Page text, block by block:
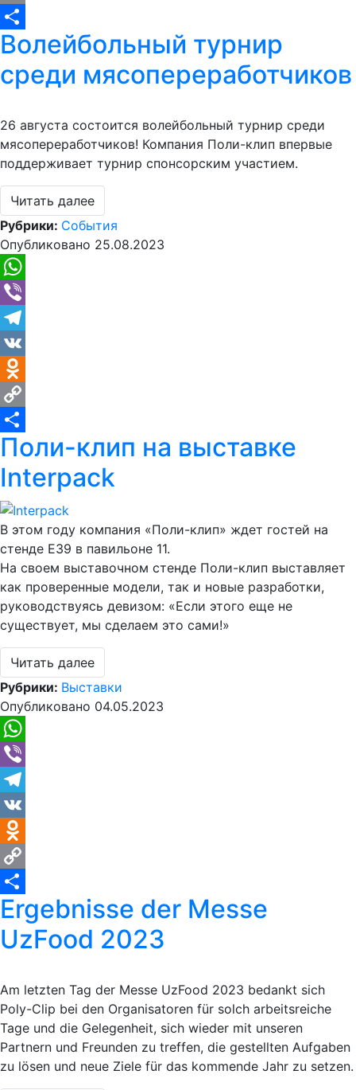
Copy
Link
Отправить
Волейбольный турнир
среди мясопереработчиков
26 августа состоится волейбольный турнир среди
мясопереработчиков! Компания Поли-клип впервые
поддерживает турнир спонсорским участием.
Читать далее
Рубрики: События
Опубликовано 25.08.2023
WhatsApp
Viber
Telegram
VK
Odnoklassniki
Copy
Link
Отправить
Поли-клип на выставке
Interpack
В этом году компания «Поли-клип» ждет гостей на
стенде Е39 в павильоне 11.
На своем выставочном стенде Поли-клип выставляет
как проверенные модели, так и новые разработки,
руководствуясь девизом: «Если этого еще не
существует, мы сделаем это сами!»
Читать далее
Рубрики: Выставки
Опубликовано 04.05.2023
WhatsApp
Viber
Telegram
VK
Odnoklassniki
Copy
Link
Отправить
Ergebnisse der Messe
UzFood 2023
Am letzten Tag der Messe UzFood 2023 bedankt sich
Poly-Clip bei den Organisatoren für solch arbeitsreiche
Tage und die Gelegenheit, sich wieder mit unseren
Partnern und Freunden zu treffen, die gestellten Aufgaben
zu lösen und neue Ziele für das kommende Jahr zu setzen.